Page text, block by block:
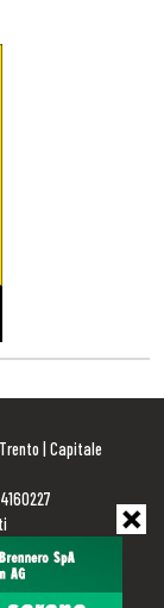
| Capitale
Cookie Policy